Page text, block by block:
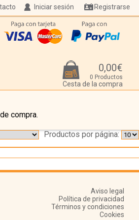
Iniciar sesión Registrarse
0,00€
0 Productos
Cesta de la compra
compra.
Productos por página:
Aviso legal
Política de privacidad
Términos y condiciones
Cookies